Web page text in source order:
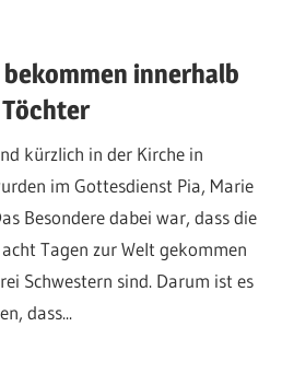
innerhalb
kürzlich in der Kirche in
im Gottesdienst Pia, Marie
Besondere dabei war, dass die
Tagen zur Welt gekommen
Schwestern sind. Darum ist es
dass...